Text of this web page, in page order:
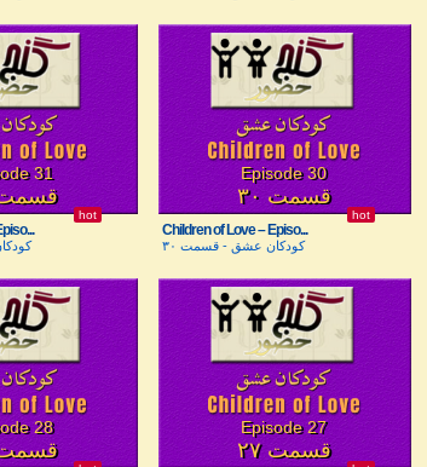
31
قسمت
hot
Episode 30
قسمت ۳۰
hot
Children of Love – Episo...
کودکان عشق - قسمت ۳۰
28
قسمت
Episode 27
قسمت ۲۷